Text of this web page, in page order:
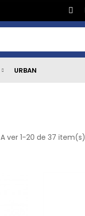
URBAN
A ver 1-20 de 37 item(s)